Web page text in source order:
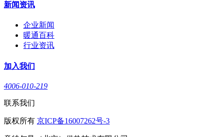
新闻资讯
企业新闻
暖通百科
行业资讯
加入我们
4006-010-219
联系我们
版权所有 京ICP备16007262号-3